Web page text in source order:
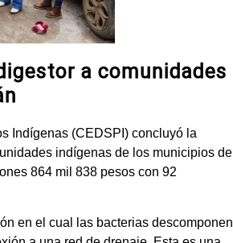
a comunidades
Indígenas (CEDSPI) concluyó la
indígenas de los municipios de
864 mil 838 pesos con 92
en el cual las bacterias descomponen